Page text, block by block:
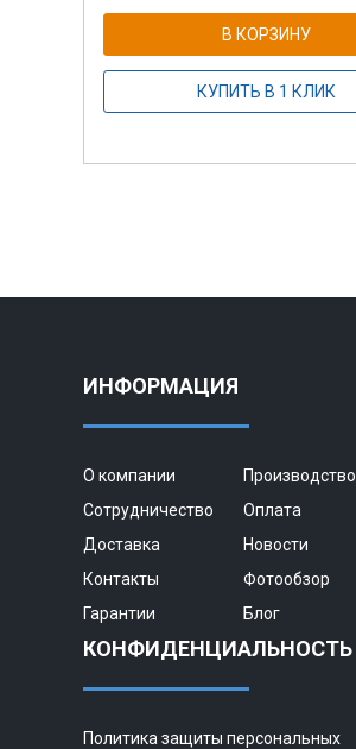
В КОРЗИНУ
КУПИТЬ В 1 КЛИК
ИНФОРМАЦИЯ
О компании
Производство
Сотрудничество
Оплата
Доставка
Новости
Контакты
Фотообзор
Гарантии
Блог
КОНФИДЕНЦИАЛЬНОСТЬ
Политика защиты персональных